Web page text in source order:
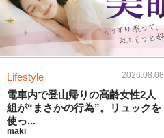
Lifestyle 2026.08.08
電車内で登山帰りの高齢女性2人
組が“まさかの行為”。リュックを
使っ...
maki